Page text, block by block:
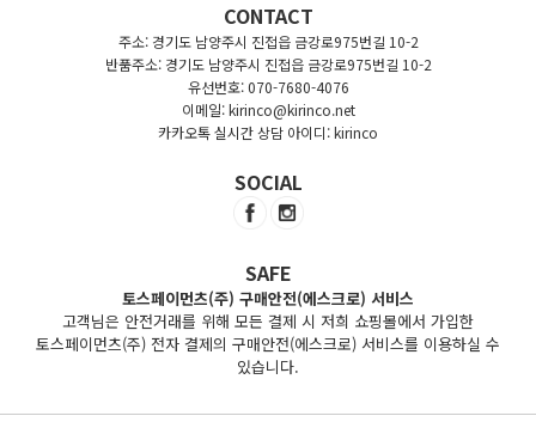
CONTACT
주소: 경기도 남양주시 진접읍 금강로975번길 10-2
반품주소: 경기도 남양주시 진접읍 금강로975번길 10-2
유선번호: 070-7680-4076
이메일: kirinco@kirinco.net
카카오톡 실시간 상담 아이디: kirinco
SOCIAL
SAFE
토스페이먼츠(주) 구매안전(에스크로) 서비스
고객님은 안전거래를 위해 모든 결제 시 저희 쇼핑몰에서 가입한
토스페이먼츠(주) 전자 결제의 구매안전(에스크로) 서비스를 이용하실 수
있습니다.